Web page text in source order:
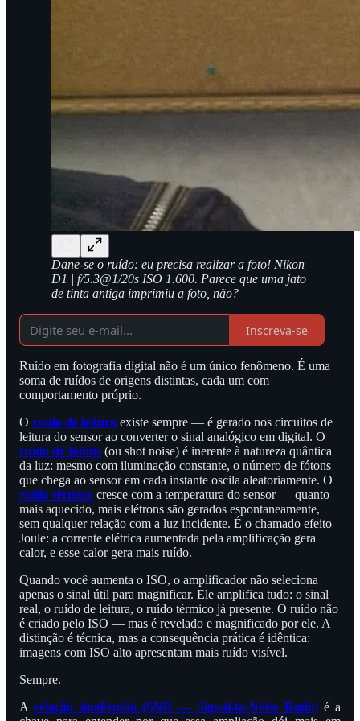
Dane-se o ruído: eu precisa realizar a foto! Nikon
D1 | f/5.3@1/20s ISO 1.600. Parece que uma jato
de tinta antiga imprimiu a foto, não?
Inscreva-se
Ruído em fotografia digital não é um único fenômeno. É uma
soma de ruídos de origens distintas, cada um com
comportamento próprio.
O ruído de leitura existe sempre — é gerado nos circuitos de
leitura do sensor ao converter o sinal analógico em digital. O
ruído de fótons (ou shot noise) é inerente à natureza quântica
da luz: mesmo com iluminação constante, o número de fótons
que chega ao sensor em cada instante oscila aleatoriamente. O
ruído térmico cresce com a temperatura do sensor — quanto
mais aquecido, mais elétrons são gerados espontaneamente,
sem qualquer relação com a luz incidente. É o chamado efeito
Joule: a corrente elétrica aumentada pela amplificação gera
calor, e esse calor gera mais ruído.
Quando você aumenta o ISO, o amplificador não seleciona
apenas o sinal útil para magnificar. Ele amplifica tudo: o sinal
real, o ruído de leitura, o ruído térmico já presente. O ruído não
é criado pelo ISO — mas é revelado e magnificado por ele. A
distinção é técnica, mas a consequência prática é idêntica:
imagens com ISO alto apresentam mais ruído visível.
Sempre.
A relação sinal/ruído (SNR — Signal-to-Noise Ratio) é a